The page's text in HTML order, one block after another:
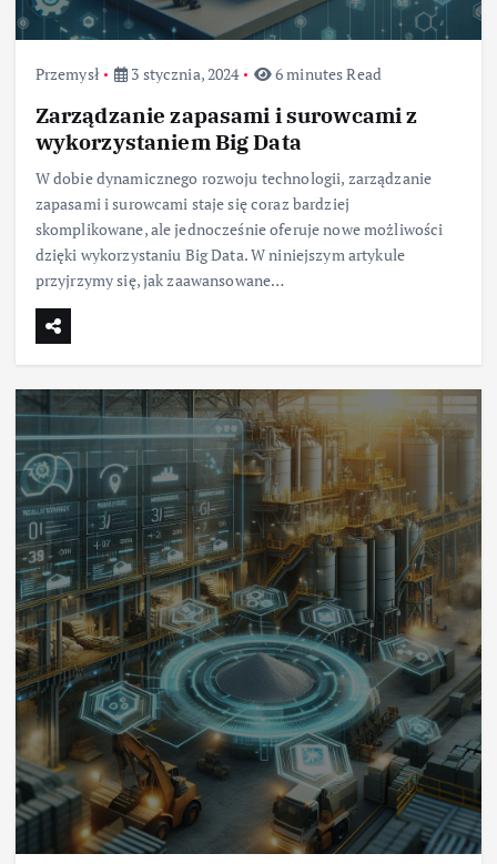
Przemysł 3 stycznia, 2024 6 minutes Read
Zarządzanie zapasami i surowcami z
wykorzystaniem Big Data
W dobie dynamicznego rozwoju technologii, zarządzanie
zapasami i surowcami staje się coraz bardziej
skomplikowane, ale jednocześnie oferuje nowe możliwości
dzięki wykorzystaniu Big Data. W niniejszym artykule
przyjrzymy się, jak zaawansowane…